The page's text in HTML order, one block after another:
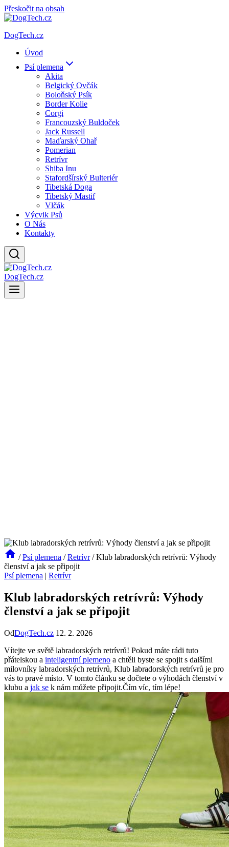
Přeskočit na obsah
DogTech.cz
Úvod
Psí plemena
Akita
Belgický Ovčák
Boloňský Psík
Border Kolie
Corgi
Francouzský Buldoček
Jack Russell
Maďarský Ohař
Pomerian
Retrívr
Shiba Inu
Stafordšírský Bulteriér
Tibetská Doga
Tibetský Mastif
Vlčák
Výcvik Psů
O Nás
Kontakty
DogTech.cz
/ Psí plemena / Retrívr / Klub labradorských retrívrů: Výhody
členství a jak se připojit
Psí plemena | Retrívr
Klub labradorských retrívrů: Výhody
členství a jak se připojit
OdDogTech.cz 12. 2. 2026
Vítejte ve světě labradorských ‌retrívrů! Pokud máte rádi ⁣tuto
⁣přátelskou a inteligentní plemeno a chtěli byste se spojit s dalšími
milovníky labradorských retrívrů, Klub labradorských ⁤retrívrů⁤ je pro
vás to pravé místo. V tomto článku se​ dočtete o výhodách členství v
klubu a jak se k nám můžete připojit.Čím víc,⁢ tím lépe!